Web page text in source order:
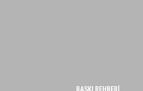
BASKI REHBERİ